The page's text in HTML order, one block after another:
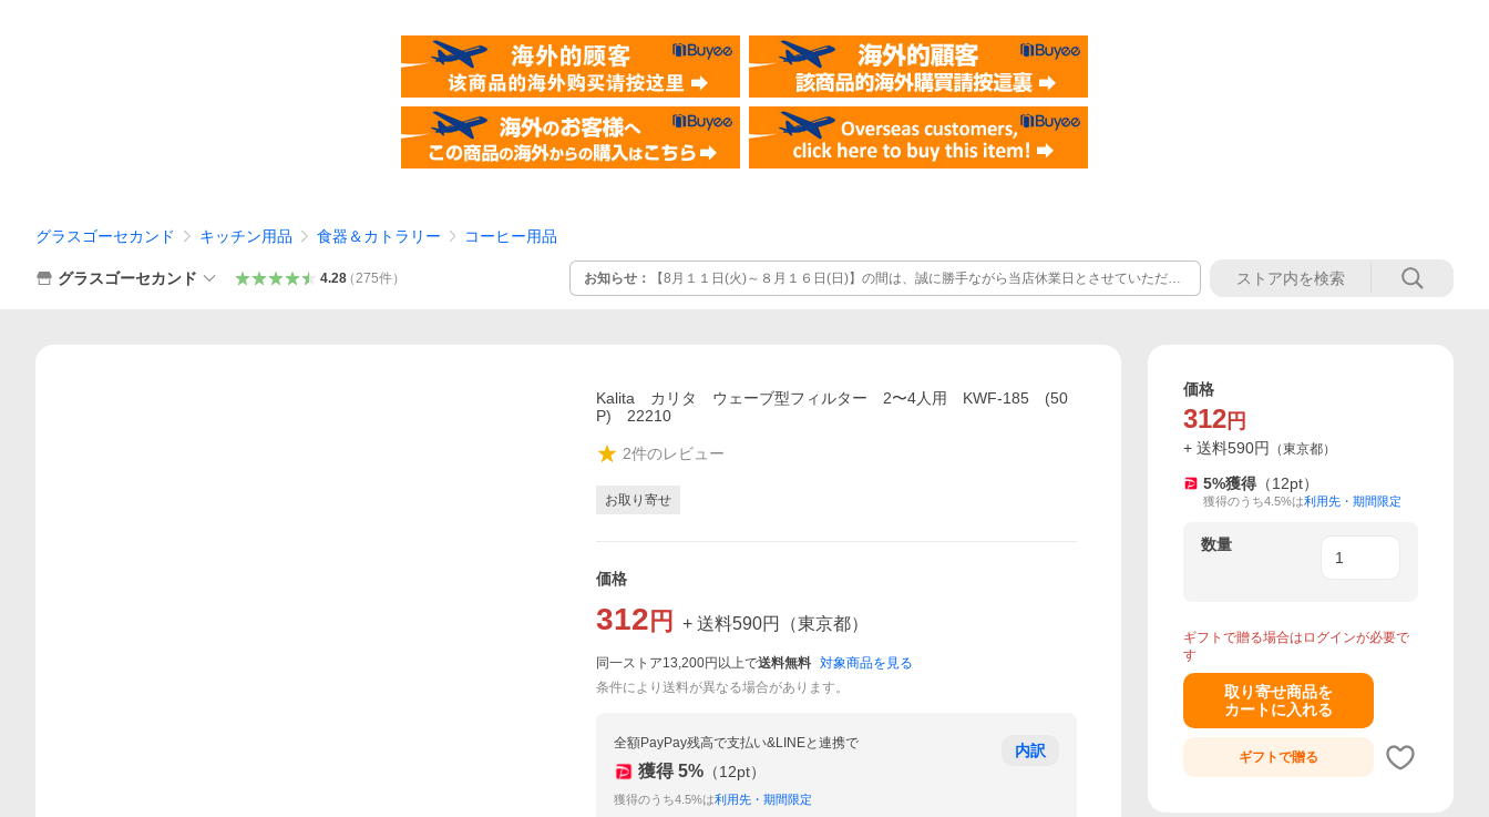
グラスゴーセカンド キッチン用品 食器＆カトラリー コーヒー用品
グラスゴーセカンド 4.28（275件） お知らせ：
【8月１１日(火)～８月１６日(日)】の間は、誠に勝手ながら当店休業日とさせていただき
ます。 この間のご注文、お問い合わせはお受けしておりますが、 お問い合わせのご返答、商品発送
Kalita カリタ ウェーブ型フィルター 2〜4人用 KWF-185 (50
P) 22210
2件のレビュー
お取り寄せ
価格
312 円 + 送料590円 （東京都）
同一ストア13,200円以上で送料無料 対象商品を見る
条件により送料が異なる場合があります。
全額PayPay残高で支払い&LINEと連携で
獲得 5% （12pt）
獲得のうち4.5%は利用先・期間限定
内訳
価格
312 円
+ 送料590円 （東京都）
5%獲得 （12pt）
獲得のうち4.5%は利用先・期間限定
数量
ギフトで贈る場合はログインが必要で
す
取り寄せ商品を
カートに入れる
ギフトで贈る